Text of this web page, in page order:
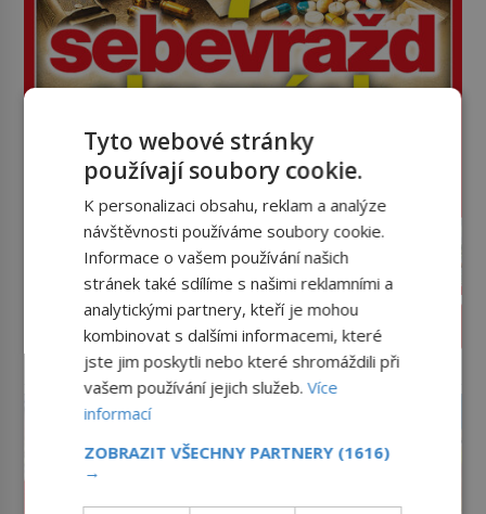
PROLISTOVAT ČASOPIS
Tyto webové stránky
používají soubory cookie.
K personalizaci obsahu, reklam a analýze
návštěvnosti používáme soubory cookie.
Informace o vašem používání našich
stránek také sdílíme s našimi reklamními a
analytickými partnery, kteří je mohou
kombinovat s dalšími informacemi, které
jste jim poskytli nebo které shromáždili při
vašem používání jejich služeb.Více
informací
ZOBRAZIT VŠECHNY PARTNERY (1616)
→